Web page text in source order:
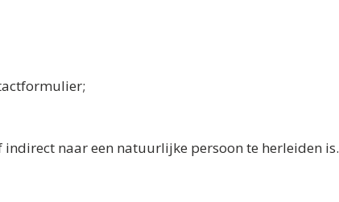
naar een natuurlijke persoon te herleiden is.